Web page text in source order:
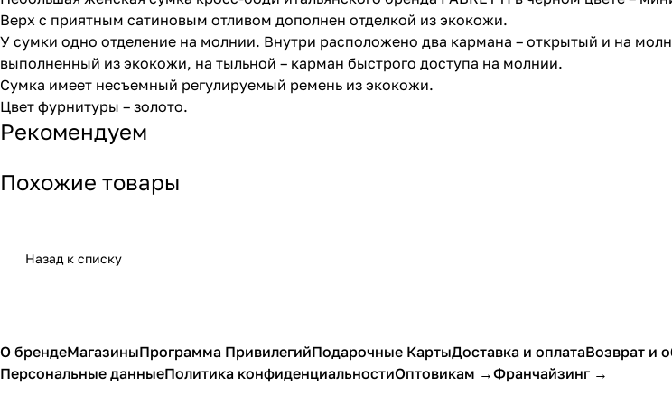
Верх с приятным сатиновым отливом дополнен отделкой из экокожи.
У сумки одно отделение на молнии. Внутри расположено два кармана – открытый и на
выполненный из экокожи, на тыльной – карман быстрого доступа на молнии.
Сумка имеет несъемный регулируемый ремень из экокожи.
Цвет фурнитуры – золото.
Рекомендуем
Похожие товары
Назад к списку
О брендеМагазиныПрограмма ПривилегийПодарочные КартыДоставка и оплатаВозврат и
Персональные данныеПолитика конфиденциальностиОптовикам →Франчайзинг →